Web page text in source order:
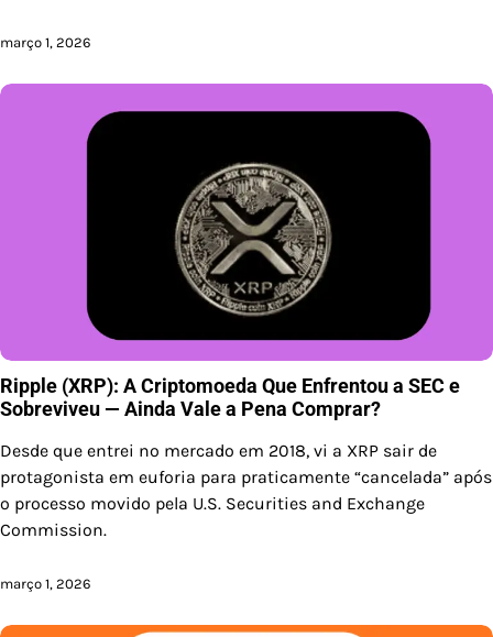
março 1, 2026
Ripple (XRP): A Criptomoeda Que Enfrentou a SEC e
Sobreviveu — Ainda Vale a Pena Comprar?
Desde que entrei no mercado em 2018, vi a XRP sair de
protagonista em euforia para praticamente “cancelada” após
o processo movido pela U.S. Securities and Exchange
Commission.
março 1, 2026